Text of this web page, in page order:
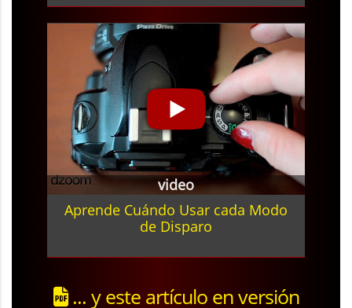
video
Aprende Cuándo Usar cada Modo
de Disparo
... y este artículo en versión